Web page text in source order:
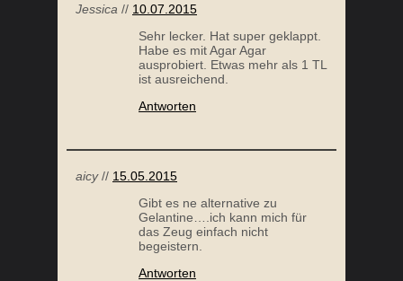
Jessica // 10.07.2015
Sehr lecker. Hat super geklappt.
Habe es mit Agar Agar
ausprobiert. Etwas mehr als 1 TL
ist ausreichend.
Antworten
aicy// 15.05.2015
Gibt es ne alternative zu
Gelantine….ich kann mich für
das Zeug einfach nicht
begeistern.
Antworten